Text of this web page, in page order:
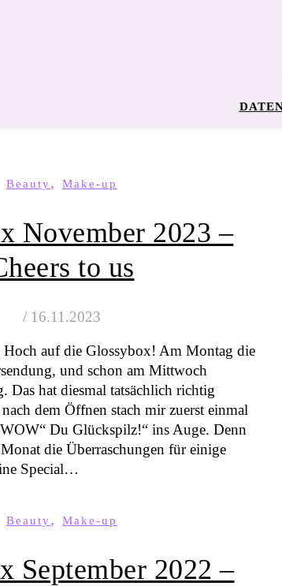
Beauty, Make-up
November 2023 –
to us
/ 16.11.2023
auf die Glossybox! Am Montag die
und schon am Mittwoch
Das hat diesmal tatsächlich richtig
dem Öffnen stach mir zuerst einmal
Du Glückspilz!“ ins Auge. Denn
die Überraschungen für einige
Special…
Beauty, Make-up
September 2022 –